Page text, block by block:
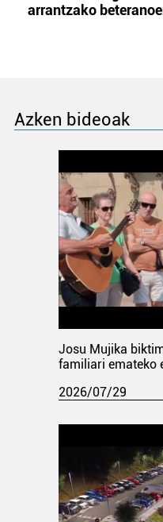
arrantzako
Azken bideoak
Josu Mujika
familiari emateko
2026/07/29